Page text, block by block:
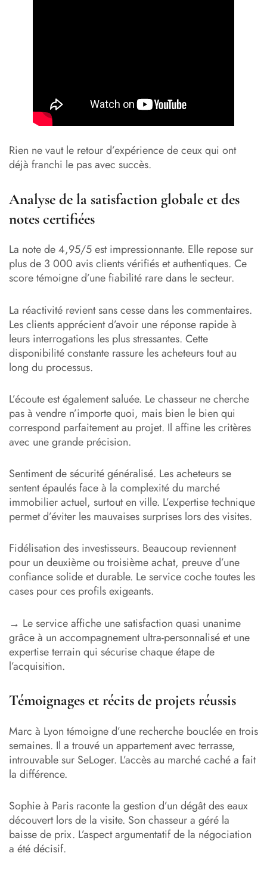
Rien ne vaut le retour d’expérience de ceux qui ont
déjà franchi le pas avec succès.
Analyse de la satisfaction globale et des
notes certifiées
La note de 4,95/5 est impressionnante. Elle repose sur
plus de 3 000 avis clients vérifiés et authentiques. Ce
score témoigne d’une fiabilité rare dans le secteur.
La réactivité revient sans cesse dans les commentaires.
Les clients apprécient d’avoir une réponse rapide à
leurs interrogations les plus stressantes. Cette
disponibilité constante rassure les acheteurs tout au
long du processus.
L’écoute est également saluée. Le chasseur ne cherche
pas à vendre n’importe quoi, mais bien le bien qui
correspond parfaitement au projet. Il affine les critères
avec une grande précision.
Sentiment de sécurité généralisé. Les acheteurs se
sentent épaulés face à la complexité du marché
immobilier actuel, surtout en ville. L’expertise technique
permet d’éviter les mauvaises surprises lors des visites.
Fidélisation des investisseurs. Beaucoup reviennent
pour un deuxième ou troisième achat, preuve d’une
confiance solide et durable. Le service coche toutes les
cases pour ces profils exigeants.
→ Le service affiche une satisfaction quasi unanime
grâce à un accompagnement ultra-personnalisé et une
expertise terrain qui sécurise chaque étape de
l’acquisition.
Témoignages et récits de projets réussis
Marc à Lyon témoigne d’une recherche bouclée en trois
semaines. Il a trouvé un appartement avec terrasse,
introuvable sur SeLoger. L’accès au marché caché a fait
la différence.
Sophie à Paris raconte la gestion d’un dégât des eaux
découvert lors de la visite. Son chasseur a géré la
baisse de prix. L’aspect argumentatif de la négociation
a été décisif.